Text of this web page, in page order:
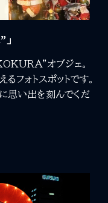
オブジェ。
フォトスポットです。
思い出を刻んでくだ